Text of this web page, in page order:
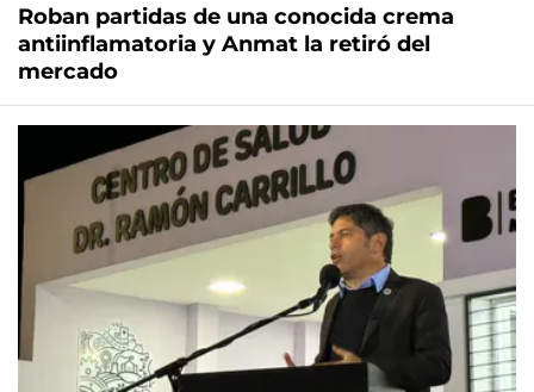
Roban partidas de una conocida crema
antiinflamatoria y Anmat la retiró del
mercado